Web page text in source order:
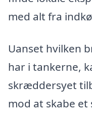
med alt fra
Uanset hvilken
har i tankerne,
skræddersyet
mod at skabe